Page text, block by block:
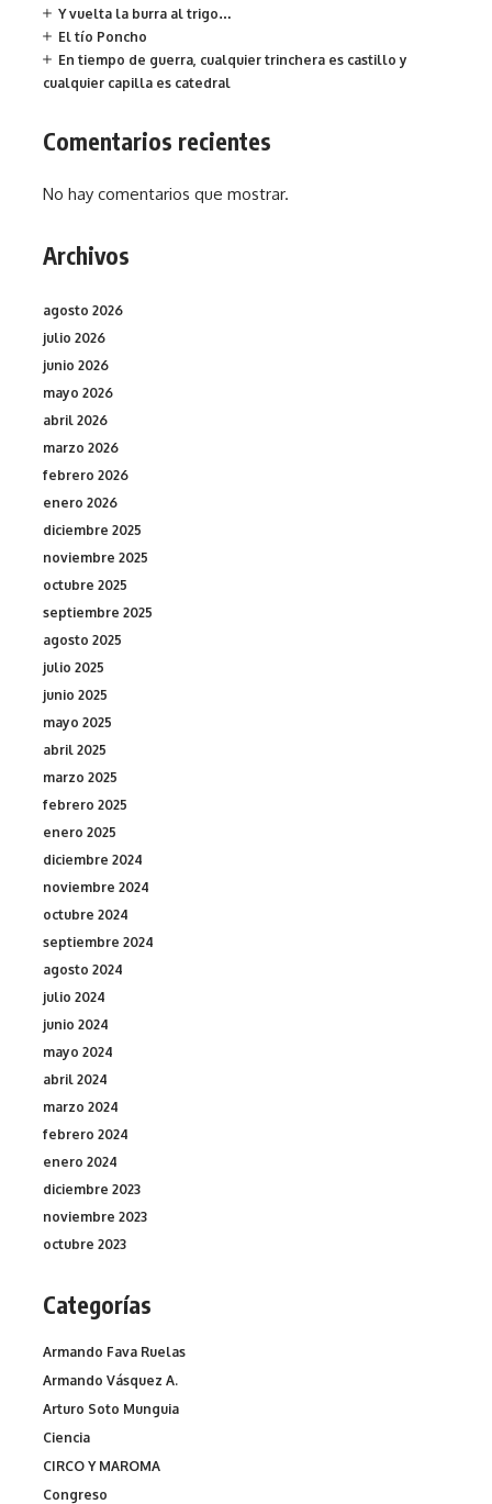
Y vuelta la burra al trigo…
El tío Poncho
En tiempo de guerra, cualquier trinchera es castillo y
cualquier capilla es catedral
Comentarios recientes
No hay comentarios que mostrar.
Archivos
agosto 2026
julio 2026
junio 2026
mayo 2026
abril 2026
marzo 2026
febrero 2026
enero 2026
diciembre 2025
noviembre 2025
octubre 2025
septiembre 2025
agosto 2025
julio 2025
junio 2025
mayo 2025
abril 2025
marzo 2025
febrero 2025
enero 2025
diciembre 2024
noviembre 2024
octubre 2024
septiembre 2024
agosto 2024
julio 2024
junio 2024
mayo 2024
abril 2024
marzo 2024
febrero 2024
enero 2024
diciembre 2023
noviembre 2023
octubre 2023
Categorías
Armando Fava Ruelas
Armando Vásquez A.
Arturo Soto Munguia
Ciencia
CIRCO Y MAROMA
Congreso